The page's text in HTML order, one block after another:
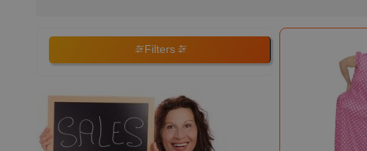
Filters